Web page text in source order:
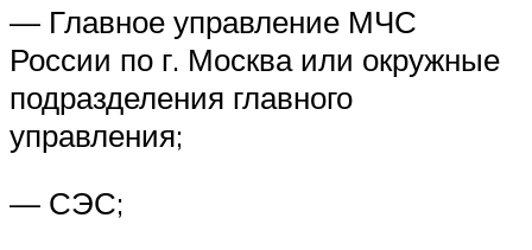
— Главное управление МЧС
России по г. Москва или окружные
подразделения главного
управления;
— СЭС;